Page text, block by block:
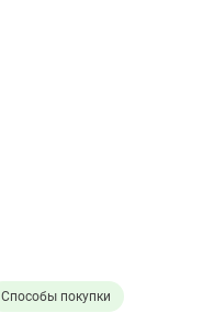
Способы покупки